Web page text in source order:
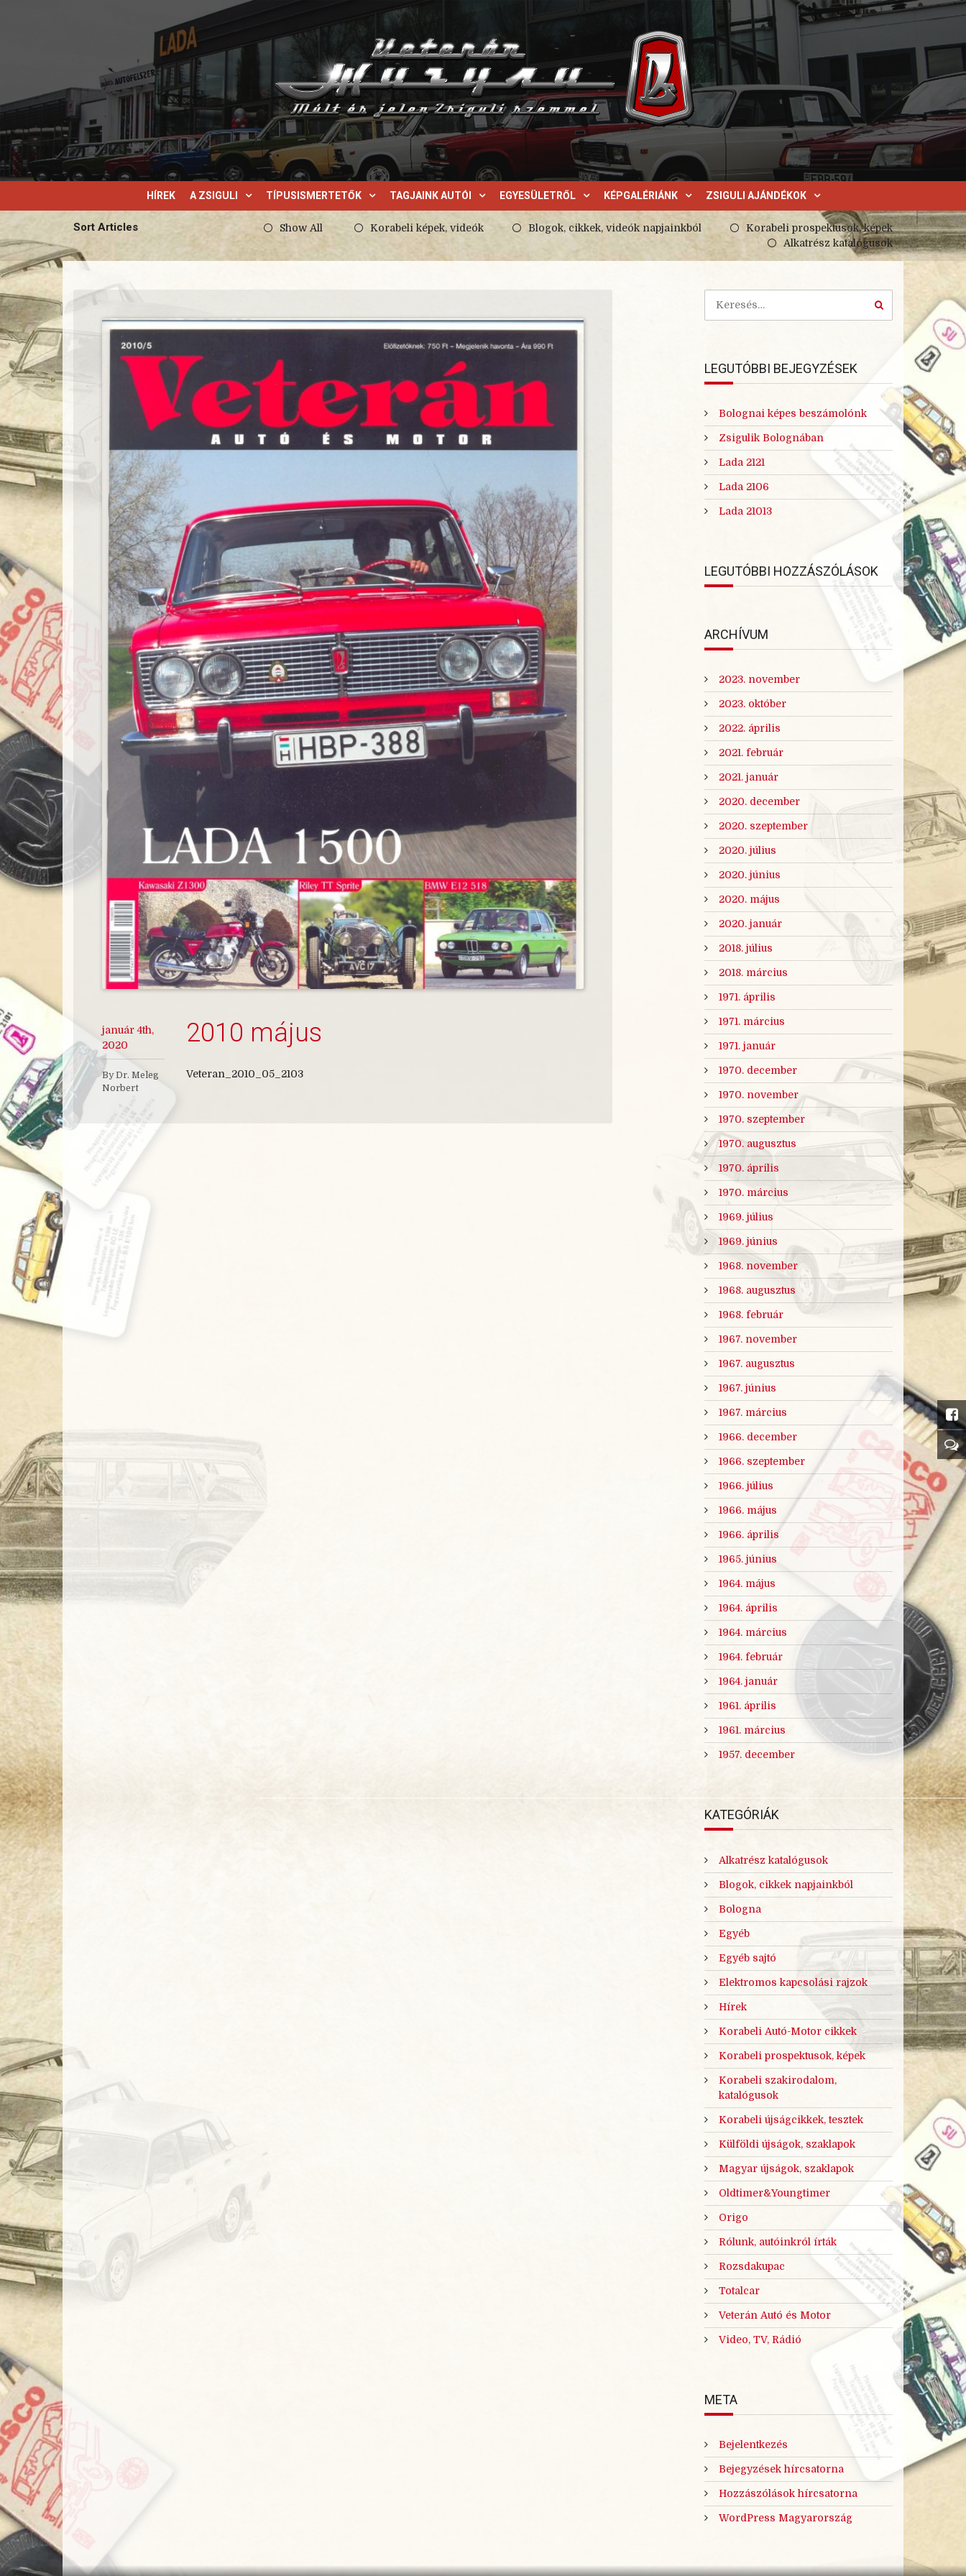
HÍREK A ZSIGULI TÍPUSISMERTETŐK TAGJAINK AUTÓI EGYESÜLETRŐL KÉPGALÉRIÁNK ZSIGULI AJÁNDÉKOK
Sort Articles Show All Korabeli képek, videók Blogok, cikkek, videók napjainkból
Korabeli prospektusok, képek
Alkatrész katalógusok
január 4th,
2020
By Dr. Meleg
Norbert
2010 május
Veteran_2010_05_2103
LEGUTÓBBI BEJEGYZÉSEK
Bolognai képes beszámolónk
Zsigulik Bolognában
Lada 2121
Lada 2106
Lada 21013
LEGUTÓBBI HOZZÁSZÓLÁSOK
ARCHÍVUM
2023. november
2023. október
2022. április
2021. február
2021. január
2020. december
2020. szeptember
2020. július
2020. június
2020. május
2020. január
2018. július
2018. március
1971. április
1971. március
1971. január
1970. december
1970. november
1970. szeptember
1970. augusztus
1970. április
1970. március
1969. július
1969. június
1968. november
1968. augusztus
1968. február
1967. november
1967. augusztus
1967. június
1967. március
1966. december
1966. szeptember
1966. július
1966. május
1966. április
1965. június
1964. május
1964. április
1964. március
1964. február
1964. január
1961. április
1961. március
1957. december
KATEGÓRIÁK
Alkatrész katalógusok
Blogok, cikkek napjainkból
Bologna
Egyéb
Egyéb sajtó
Elektromos kapcsolási rajzok
Hírek
Korabeli Autó-Motor cikkek
Korabeli prospektusok, képek
Korabeli szakirodalom,
katalógusok
Korabeli újságcikkek, tesztek
Külföldi újságok, szaklapok
Magyar újságok, szaklapok
Oldtimer&Youngtimer
Origo
Rólunk, autóinkról írták
Rozsdakupac
Totalcar
Veterán Autó és Motor
Video, TV, Rádió
META
Bejelentkezés
Bejegyzések hírcsatorna
Hozzászólások hírcsatorna
WordPress Magyarország